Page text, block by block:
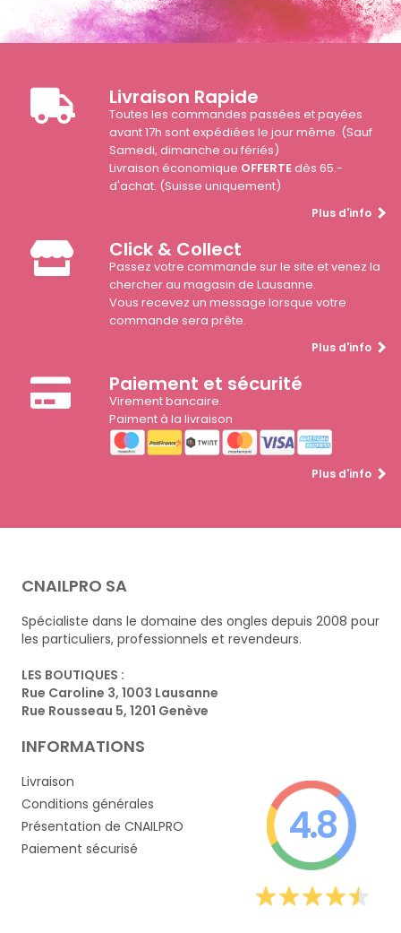
Livraison Rapide
Toutes les commandes passées et payées
avant 17h sont expédiées le jour même. (Sauf
Samedi, dimanche ou fériés)
Livraison économique OFFERTEdès 65.-
d'achat. (Suisse uniquement)
Plus d'info
Click & Collect
Passez votre commande sur le site et venez la
chercher au magasin de Lausanne.
Vous recevez un message lorsque votre
commande sera prête.
Plus d'info
Paiement et sécurité
Virement bancaire.
Paiment à la livraison
Plus d'info
CNAILPRO SA
Spécialiste dans le domaine des ongles depuis 2008 pour
les particuliers, professionnels et revendeurs.
LES BOUTIQUES :
Rue Caroline 3, 1003 Lausanne
Rue Rousseau 5, 1201 Genève
INFORMATIONS
Livraison
Conditions générales
Présentation de CNAILPRO
Paiement sécurisé
4.8